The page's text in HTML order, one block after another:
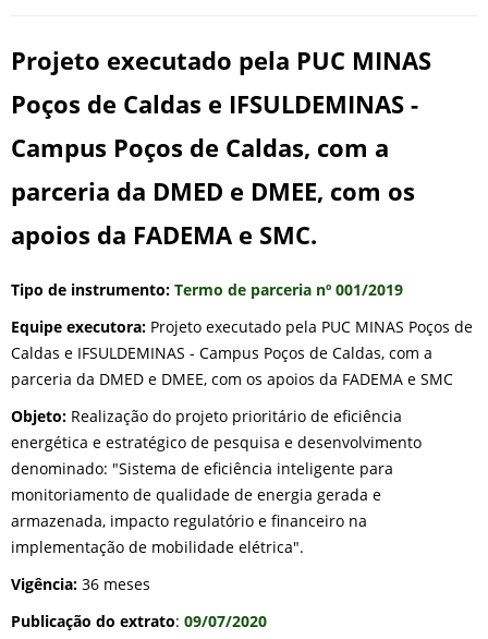
Projeto executado pela PUC MINAS
Poços de Caldas e IFSULDEMINAS -
Campus Poços de Caldas, com a
parceria da DMED e DMEE, com os
apoios da FADEMA e SMC.
Tipo de instrumento: Termo de parceria nº 001/2019
Equipe executora: Projeto executado pela PUC MINAS Poços de
Caldas e IFSULDEMINAS - Campus Poços de Caldas, com a
parceria da DMED e DMEE, com os apoios da FADEMA e SMC
Objeto: Realização do projeto prioritário de eficiência
energética e estratégico de pesquisa e desenvolvimento
denominado: "Sistema de eficiência inteligente para
monitoriamento de qualidade de energia gerada e
armazenada, impacto regulatório e financeiro na
implementação de mobilidade elétrica".
Vigência: 36 meses
Publicação do extrato: 09/07/2020